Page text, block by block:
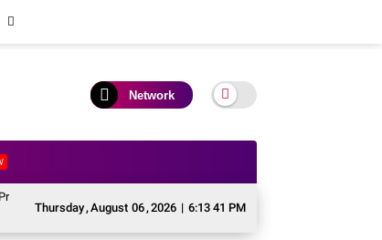
Network
Thursday,August 06,2026 | 6:13 42 PM
Ikon Singing Competition HUT ke 81 RI